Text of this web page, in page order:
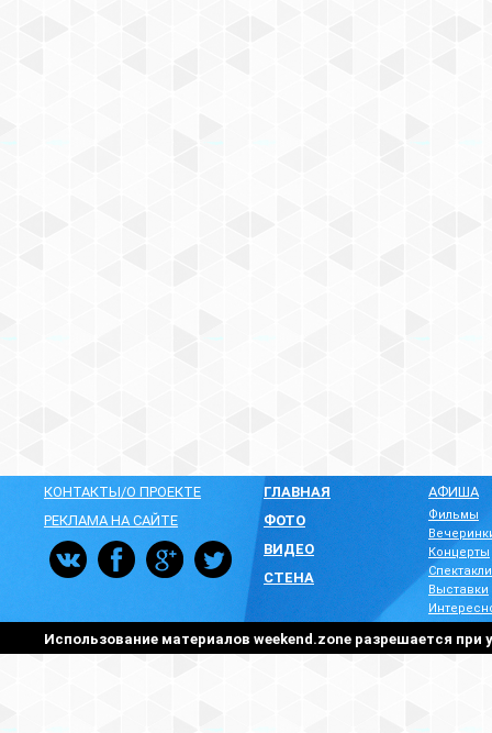
КОНТАКТЫ/О ПРОЕКТЕ
РЕКЛАМА НА САЙТЕ
ГЛАВНАЯ
ФОТО
ВИДЕО
СТЕНА
АФИША
Фильмы
Концерты
Спектакли
Выставки
Использование материалов weekend.zone разрешается